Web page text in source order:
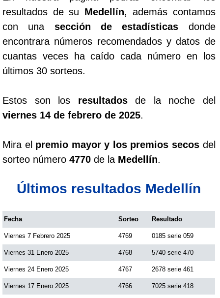
resultados de su Medellín, además contamos
con una sección de estadísticas donde
encontrara números recomendados y datos de
cuantas veces ha caído cada número en los
últimos 30 sorteos.
Estos son los resultadosde la noche del
viernes 14 de febrero de 2025.
Mira el premio mayor y los premios secosdel
sorteo número 4770 de la Medellín.
Últimos resultados Medellín
Fecha Sorteo Resultado
Viernes 7 Febrero 2025 4769 0185 serie 059
Viernes 31 Enero 2025 4768 5740 serie 470
Viernes 24 Enero 2025 4767 2678 serie 461
Viernes 17 Enero 2025 4766 7025 serie 418